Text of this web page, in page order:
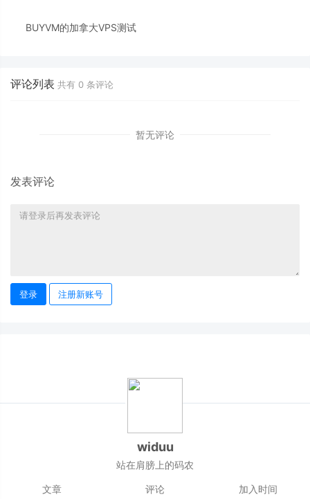
BUYVM的加拿大VPS测试
评论列表 共有 0 条评论
暂无评论
发表评论
登录 注册新账号
widuu
站在肩膀上的码农
文章 评论 加入时间